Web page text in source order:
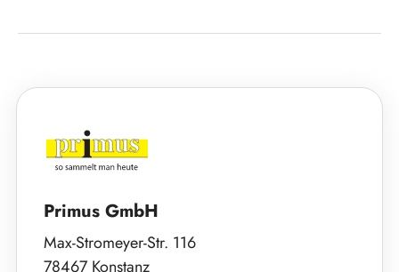
Primus GmbH
Max-Stromeyer-Str. 116
78467 Konstanz